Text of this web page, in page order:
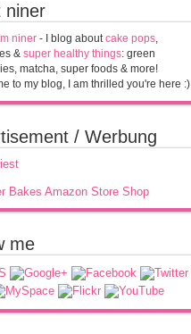
niner
niner- I blog aboutcake pops,
& super healthy things: green
matcha, super foods & more!
to my blog, I am thrilled you're here :)
/ Werbung
me